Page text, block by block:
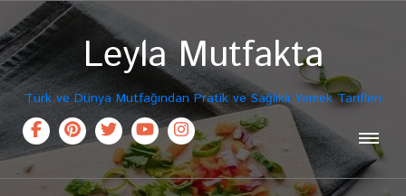
Leyla Mutfakta
Türk ve Dünya Mutfağından Pratik ve Sağlıklı Yemek Tarifleri